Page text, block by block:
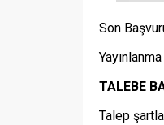
Son
TALEBE
Talep